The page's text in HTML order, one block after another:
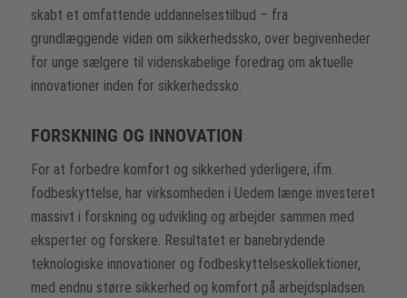
skabt et omfattende uddannelsestilbud – fra
grundlæggende viden om sikkerhedssko, over begivenheder
for unge sælgere til videnskabelige foredrag om aktuelle
innovationer inden for sikkerhedssko.
FORSKNING OG INNOVATION
For at forbedre komfort og sikkerhed yderligere, ifm.
fodbeskyttelse, har virksomheden i Uedem længe investeret
massivt i forskning og udvikling og arbejder sammen med
eksperter og forskere. Resultatet er banebrydende
teknologiske innovationer og fodbeskyttelseskollektioner,
med endnu større sikkerhed og komfort på arbejdspladsen.